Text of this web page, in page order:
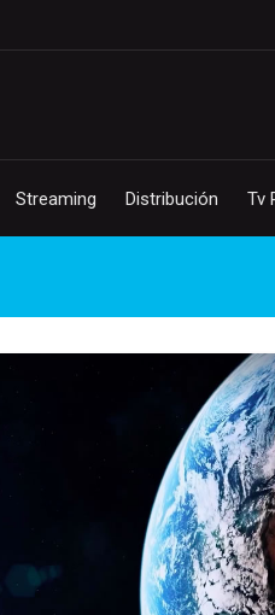
Streaming Distribución Tv